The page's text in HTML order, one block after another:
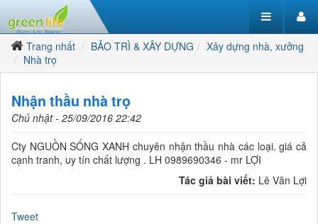
Trang nhất BẢO TRÌ & XÂY DỰNG
Xây dựng nhà, xưởng
Nhà trọ
Nhận thầu nhà trọ
Chủ nhật - 25/09/2016 22:42
Cty NGUỒN SỐNG XANH chuyên nhận thầu nhà các loại. giá cả
cạnh tranh, uy tín chất lượng . LH 0989690346 - mr LỢI
Tác giả bài viết: Lê Văn Lợi
Tweet